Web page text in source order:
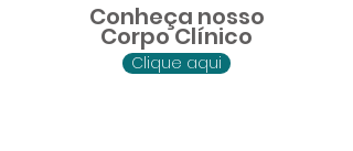
Conheça nosso
Corpo Clínico
Clique aqui